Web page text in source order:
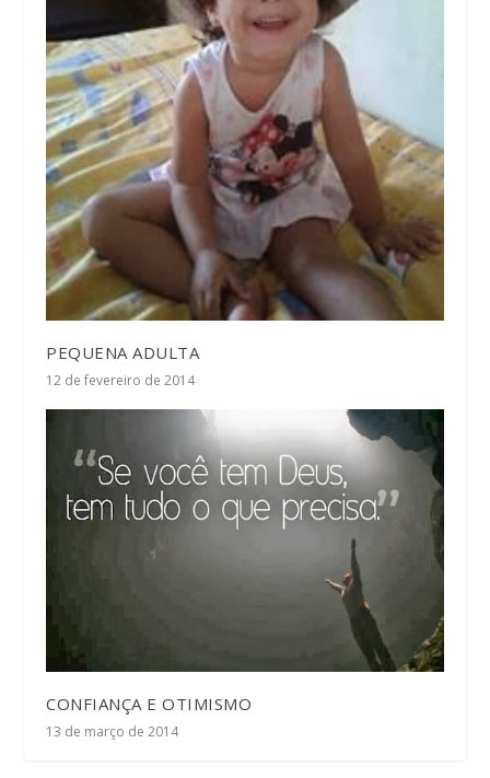
PEQUENA ADULTA
12 de fevereiro de 2014
CONFIANÇA E OTIMISMO
13 de março de 2014